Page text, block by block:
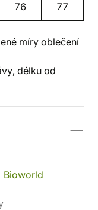
76 77
míry oblečení
délku od
Bioworld